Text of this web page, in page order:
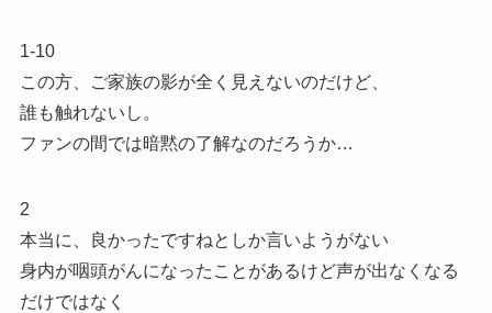
1-10
この方、ご家族の影が全く見えないのだけど、
誰も触れないし。
ファンの間では暗黙の了解なのだろうか…
2
本当に、良かったですねとしか言いようがない
身内が咽頭がんになったことがあるけど声が出なくなる
だけではなく